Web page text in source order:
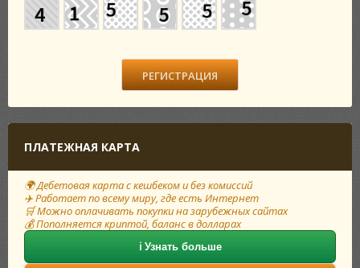
ПЛАТЕЖНАЯ КАРТА
🌍 Дебетовая карта с кешбеком и без комиссий
✈️ Работает по всему миру, где есть Интернет
🛒 Можно оплачивать покупки на зарубежных сайтах
💰 Пополняется криптой, баланс в долларах
ℹ️ Узнать больше